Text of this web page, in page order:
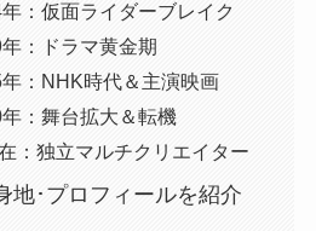
：仮面ライダーブレイク
：ドラマ黄金期
：NHK時代＆主演映画
：舞台拡大＆転機
：独立マルチクリエイター
地･プロフィールを紹介